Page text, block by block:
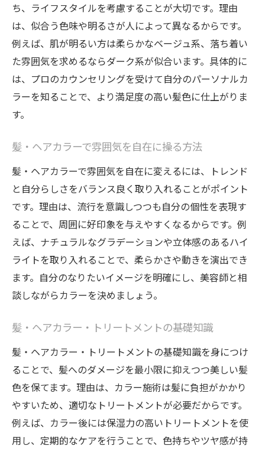
人気カラーが似合う髪質とは何か
美容室が提案する旬の髪・ヘアカラー体験
口コミで話題のヘアカラー活用術
栃木県宇都宮市で叶える理想の髪色体験
髪・ヘアカラーで叶う理想の雰囲気作り
髪・ヘアカラー専門店ならではの魅力とは
髪・ヘアカラー・トリートメントの地域傾
向
口コミで選ぶ髪・ヘアカラー体験の満足度
メンズも注目のヘアカラー最新事情
髪・ヘアカラー・トリートメントで変わる
男性の印象
メンズ向け人気髪・ヘアカラーの選び方
美容室で叶うメンズ髪・ヘアカラーの魅力
男性が試すべきトレンドカラー特集
口コミで評判のメンズ髪・ヘアカラー体験
白髪染めやハイトーンも安心のケア提案
髪・ヘアカラー・トリートメントの白髪染
め対策
ハイトーンカラーも安心な髪のケア方法
ち、ライフスタイルを考慮することが大切です。理由
は、似合う色味や明るさが人によって異なるからです。
例えば、肌が明るい方は柔らかなベージュ系、落ち着い
た雰囲気を求めるならダーク系が似合います。具体的に
は、プロのカウンセリングを受けて自分のパーソナルカ
ラーを知ることで、より満足度の高い髪色に仕上がりま
す。
髪・ヘアカラーで雰囲気を自在に操る方法
髪・ヘアカラーで雰囲気を自在に変えるには、トレンド
と自分らしさをバランス良く取り入れることがポイント
です。理由は、流行を意識しつつも自分の個性を表現す
ることで、周囲に好印象を与えやすくなるからです。例
えば、ナチュラルなグラデーションや立体感のあるハイ
ライトを取り入れることで、柔らかさや動きを演出でき
ます。自分のなりたいイメージを明確にし、美容師と相
談しながらカラーを決めましょう。
髪・ヘアカラー・トリートメントの基礎知識
髪・ヘアカラー・トリートメントの基礎知識を身につけ
ることで、髪へのダメージを最小限に抑えつつ美しい髪
色を保てます。理由は、カラー施術は髪に負担がかかり
やすいため、適切なトリートメントが必要だからです。
例えば、カラー後には保湿力の高いトリートメントを使
用し、定期的なケアを行うことで、色持ちやツヤ感が持